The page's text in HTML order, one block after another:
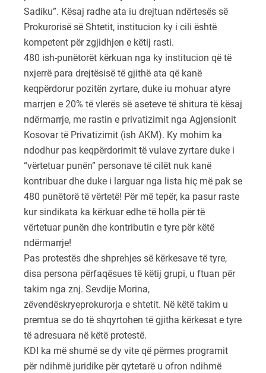
Sadiku”. Kësaj radhe ata iu drejtuan ndërtesës së
Prokurorisë së Shtetit, institucion ky i cili është
kompetent për zgjidhjen e këtij rasti.
480 ish-punëtorët kërkuan nga ky institucion që të
nxjerrë para drejtësisë të gjithë ata që kanë
keqpërdorur pozitën zyrtare, duke iu mohuar atyre
marrjen e 20% të vlerës së aseteve të shitura të kësaj
ndërmarrje, me rastin e privatizimit nga Agjensionit
Kosovar të Privatizimit (ish AKM). Ky mohim ka
ndodhur pas keqpërdorimit të vulave zyrtare duke i
“vërtetuar punën” personave të cilët nuk kanë
kontribuar dhe duke i larguar nga lista hiç më pak se
480 punëtorë të vërtetë! Për më tepër, ka pasur raste
kur sindikata ka kërkuar edhe të holla për të
vërtetuar punën dhe kontributin e tyre për këtë
ndërmarrje!
Pas protestës dhe shprehjes së kërkesave të tyre,
disa persona përfaqësues të këtij grupi, u ftuan për
takim nga znj. Sevdije Morina,
zëvendëskryeprokurorja e shtetit. Në këtë takim u
premtua se do të shqyrtohen të gjitha kërkesat e tyre
të adresuara në këtë protestë.
KDI ka më shumë se dy vite që përmes programit
për ndihmë juridike për qytetarë u ofron ndihmë